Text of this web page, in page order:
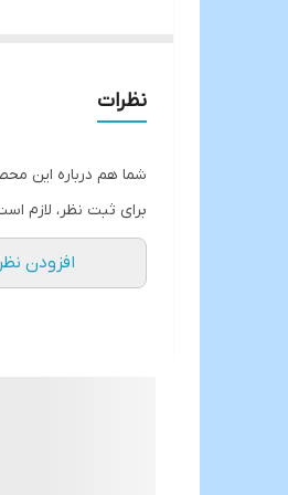
در چهار رنگ
ارسال از خوی
نظرات
شما هم درباره این
برای ثبت نظر، لازم
افزودن نظر